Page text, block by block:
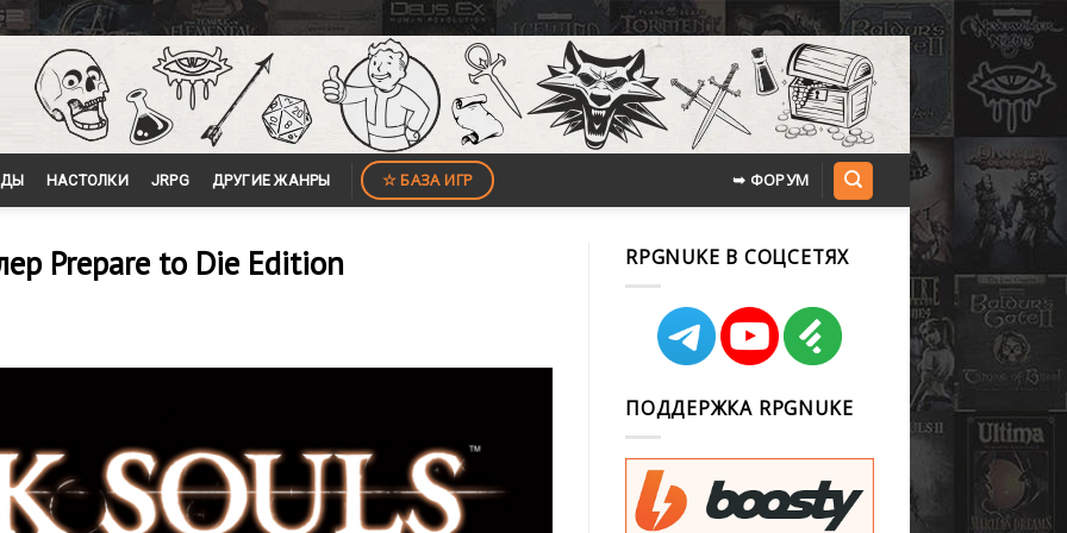
НАСТОЛКИ JRPG ДРУГИЕ ЖАНРЫ ☆ БАЗА ИГР ➥ ФОРУМ
Prepare to Die Edition RPGNUKE В СОЦСЕТЯХ
ПОДДЕРЖКА RPGNUKE